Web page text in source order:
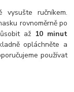
vysušte ručníkem.
rovnoměrně po
až 10 minut
opláchněte a
používat